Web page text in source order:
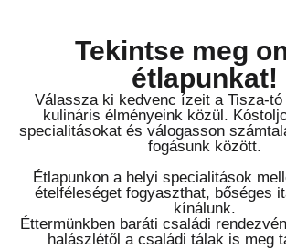
Tekintse meg
étlapunkat!
Válassza ki kedvenc ízeit a Tisza-
kulináris élményeink közül.
specialitásokat és válogasson
fogásunk között.
Étlapunkon a helyi specialitások
ételféleséget fogyaszthat, bőséges
kínálunk.
Éttermünkben baráti családi
halászlétől a családi tálak is meg